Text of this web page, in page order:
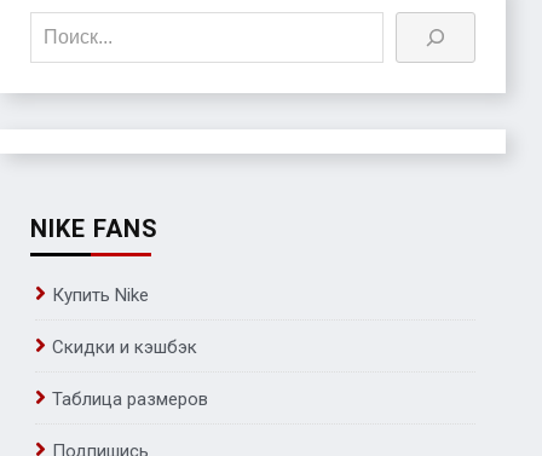
Поиск
NIKE FANS
Купить Nike
Скидки и кэшбэк
Таблица размеров
Подпишись